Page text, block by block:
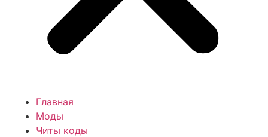
Главная
Моды
Читы коды